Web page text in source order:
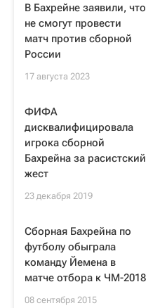
В Бахрейне заявили, что
не смогут провести
матч против сборной
России
17 августа 2023
ФИФА
дисквалифицировала
игрока сборной
Бахрейна за расистский
жест
23 декабря 2019
Сборная Бахрейна по
футболу обыграла
команду Йемена в
матче отбора к ЧМ-2018
08 сентября 2015